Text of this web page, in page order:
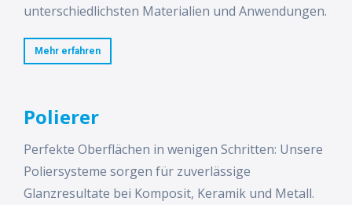
unterschiedlichsten Materialien und Anwendungen.
Mehr erfahren
Polierer
Perfekte Oberflächen in wenigen Schritten: Unsere
Poliersysteme sorgen für zuverlässige
Glanzresultate bei Komposit, Keramik und Metall.